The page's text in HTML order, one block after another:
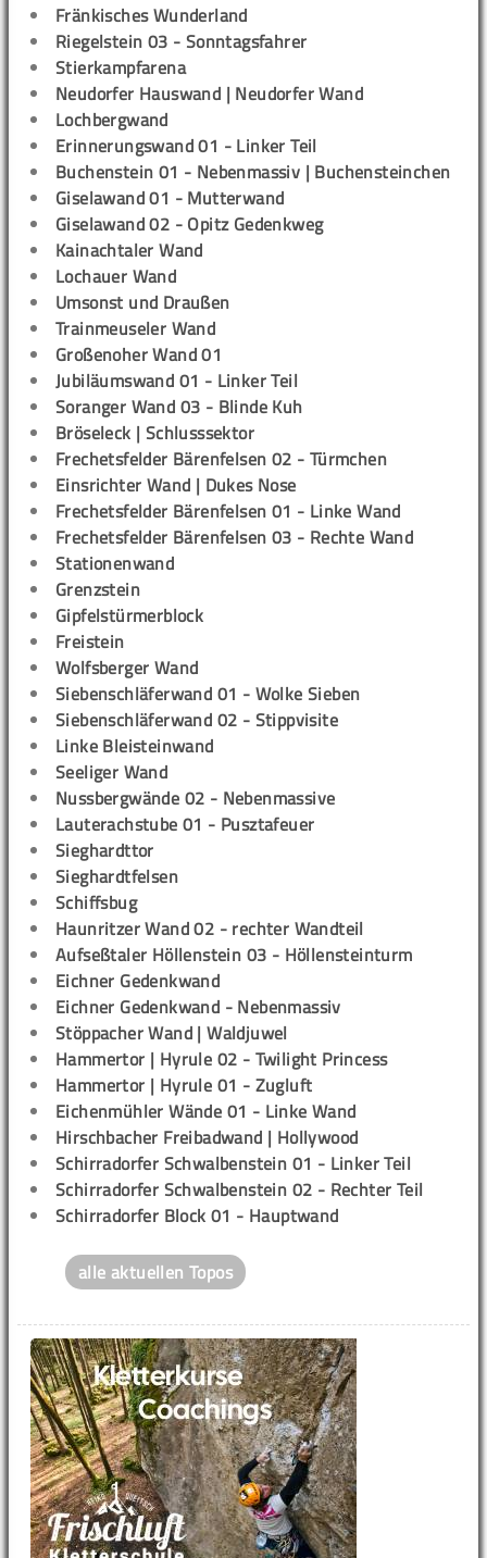
Fränkisches Wunderland
Riegelstein 03 - Sonntagsfahrer
Stierkampfarena
Neudorfer Hauswand | Neudorfer Wand
Lochbergwand
Erinnerungswand 01 - Linker Teil
Buchenstein 01 - Nebenmassiv | Buchensteinchen
Giselawand 01 - Mutterwand
Giselawand 02 - Opitz Gedenkweg
Kainachtaler Wand
Lochauer Wand
Umsonst und Draußen
Trainmeuseler Wand
Großenoher Wand 01
Jubiläumswand 01 - Linker Teil
Soranger Wand 03 - Blinde Kuh
Bröseleck | Schlusssektor
Frechetsfelder Bärenfelsen 02 - Türmchen
Einsrichter Wand | Dukes Nose
Frechetsfelder Bärenfelsen 01 - Linke Wand
Frechetsfelder Bärenfelsen 03 - Rechte Wand
Stationenwand
Grenzstein
Gipfelstürmerblock
Freistein
Wolfsberger Wand
Siebenschläferwand 01 - Wolke Sieben
Siebenschläferwand 02 - Stippvisite
Linke Bleisteinwand
Seeliger Wand
Nussbergwände 02 - Nebenmassive
Lauterachstube 01 - Pusztafeuer
Sieghardttor
Sieghardtfelsen
Schiffsbug
Haunritzer Wand 02 - rechter Wandteil
Aufseßtaler Höllenstein 03 - Höllensteinturm
Eichner Gedenkwand
Eichner Gedenkwand - Nebenmassiv
Stöppacher Wand | Waldjuwel
Hammertor | Hyrule 02 - Twilight Princess
Hammertor | Hyrule 01 - Zugluft
Eichenmühler Wände 01 - Linke Wand
Hirschbacher Freibadwand | Hollywood
Schirradorfer Schwalbenstein 01 - Linker Teil
Schirradorfer Schwalbenstein 02 - Rechter Teil
Schirradorfer Block 01 - Hauptwand
alle aktuellen Topos